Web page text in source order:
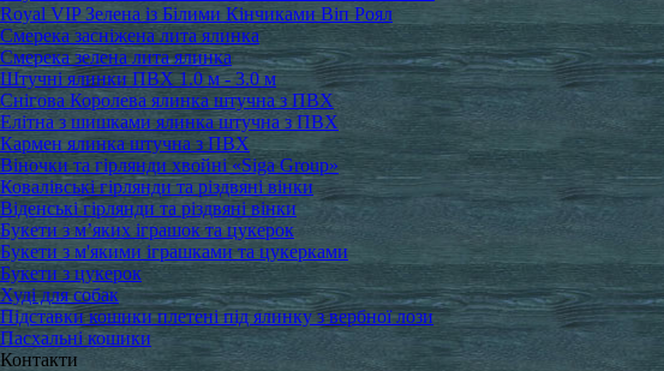
Royal VIP Зелена із Білими Кінчиками Віп Роял
Смерека засніжена лита ялинка
Смерека зелена лита ялинка
Штучні ялинки ПВХ 1.0 м - 3.0 м
Снігова Королева ялинка штучна з ПВХ
Елітна з шишками ялинка штучна з ПВХ
Кармен ялинка штучна з ПВХ
Віночки та гірлянди хвойні «Siga Group»
Ковалівські гірлянди та різдвяні вінки
Віденські гірлянди та різдвяні вінки
Букети з м’яких іграшок та цукерок
Букети з м'якими іграшками та цукерками
Букети з цукерок
Худі для собак
Підставки кошики плетені під ялинку з вербної лози
Пасхальні кошики
Контакти